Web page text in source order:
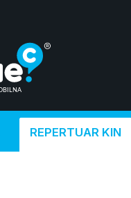
REPERTUAR KIN